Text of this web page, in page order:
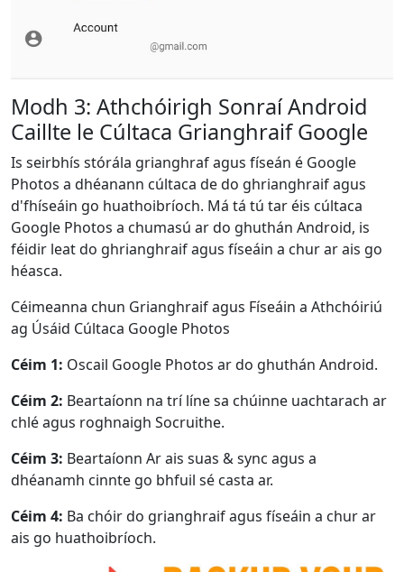
Modh 3: Athchóirigh Sonraí Android
Caillte le Cúltaca Grianghraif Google
Is seirbhís stórála grianghraf agus físeán é Google
Photos a dhéanann cúltaca de do ghrianghraif agus
d'fhíseáin go huathoibríoch. Má tá tú tar éis cúltaca
Google Photos a chumasú ar do ghuthán Android, is
féidir leat do ghrianghraif agus físeáin a chur ar ais go
héasca.
Céimeanna chun Grianghraif agus Físeáin a Athchóiriú
ag Úsáid Cúltaca Google Photos
Céim 1: Oscail Google Photos ar do ghuthán Android.
Céim 2: Beartaíonn na trí líne sa chúinne uachtarach ar
chlé agus roghnaigh Socruithe.
Céim 3: Beartaíonn Ar ais suas & sync agus a
dhéanamh cinnte go bhfuil sé casta ar.
Céim 4: Ba chóir do grianghraif agus físeáin a chur ar
ais go huathoibríoch.
Bahasa Melayu
ไทย
Gaeilge
繁體中文